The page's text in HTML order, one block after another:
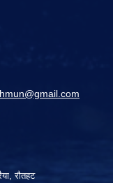
रौतहट